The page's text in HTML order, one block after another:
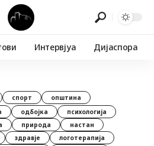
Интервјуа Дијаспора
спорт
општина
одбојка
психологија
природа
настан
здравје
логотерапија